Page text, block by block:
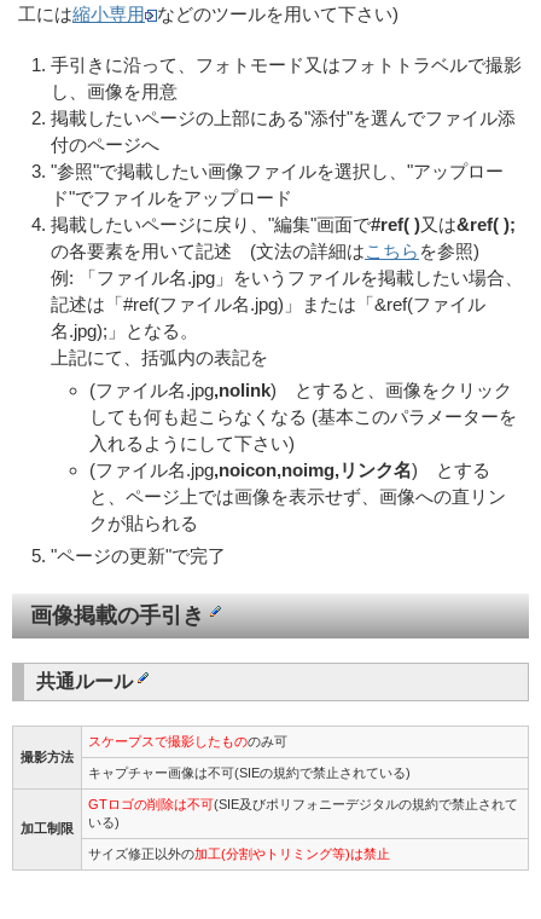
工には縮小専用 などのツールを用いて下さい)
手引きに沿って、フォトモード又はフォトトラベルで撮影
し、画像を用意
掲載したいページの上部にある"添付"を選んでファイル添
付のページへ
"参照"で掲載したい画像ファイルを選択し、"アップロー
ド"でファイルをアップロード
掲載したいページに戻り、"編集"画面で#ref( )又は&ref( );
の各要素を用いて記述 (文法の詳細はこちら を参照)
例: 「ファイル名.jpg」をいうファイルを掲載したい場合、
記述は「#ref(ファイル名.jpg)」または「&ref(ファイル
名.jpg);」となる。
上記にて、括弧内の表記を
(ファイル名.jpg,nolink) とすると、画像をクリック
しても何も起こらなくなる (基本このパラメーターを
入れるようにして下さい)
(ファイル名.jpg,noicon,noimg,リンク名) とする
と、ページ上では画像を表示せず、画像への直リン
クが貼られる
"ページの更新"で完了
画像掲載の手引き
共通ルール
撮影方法
スケープスで撮影したもののみ可
キャプチャー画像は不可(SIEの規約で禁止されている)
加工制限
GTロゴの削除は不可(SIE及びポリフォニーデジタルの規約で禁止されて
いる)
サイズ修正以外の加工(分割やトリミング等)は禁止